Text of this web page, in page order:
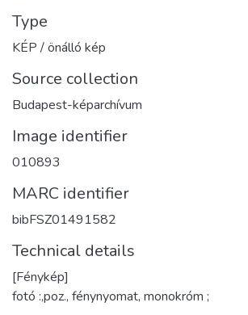
Type
KÉP / önálló kép
Source collection
Budapest-képarchívum
Image identifier
010893
MARC identifier
bibFSZ01491582
Technical details
[Fénykép]
fotó :,poz., fénynyomat, monokróm ;